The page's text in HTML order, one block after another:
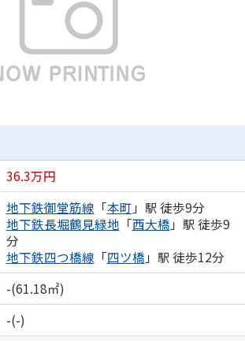
36.3万円
地下鉄御堂筋線 「本町 」駅 徒歩9分
地下鉄長堀鶴見緑地 「西大橋 」駅 徒歩9
分
地下鉄四つ橋線 「四ツ橋 」駅 徒歩12分
-(61.18㎡)
-(-)